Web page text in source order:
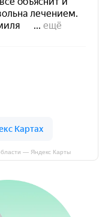
— Яндекс Карты